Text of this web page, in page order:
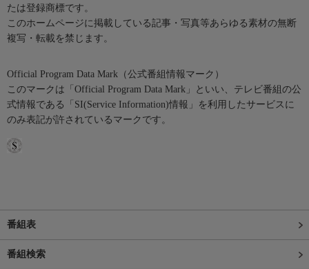
たは登録商標です。
このホームページに掲載している記事・写真等あらゆる素材の無断
複写・転載を禁じます。
Official Program Data Mark（公式番組情報マーク）
このマークは「Official Program Data Mark」といい、テレビ番組の公
式情報である「SI(Service Information)情報」を利用したサービスに
のみ表記が許されているマークです。
番組表
番組検索